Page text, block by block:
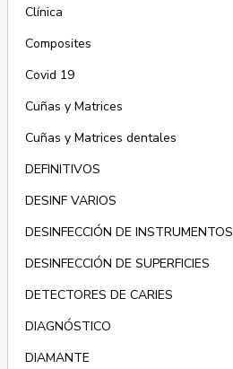
Clínica
Composites
Covid 19
Cuñas y Matrices
Cuñas y Matrices dentales
DEFINITIVOS
DESINF VARIOS
DESINFECCIÓN DE INSTRUMENTOS
DESINFECCIÓN DE SUPERFICIES
DETECTORES DE CARIES
DIAGNÓSTICO
DIAMANTE